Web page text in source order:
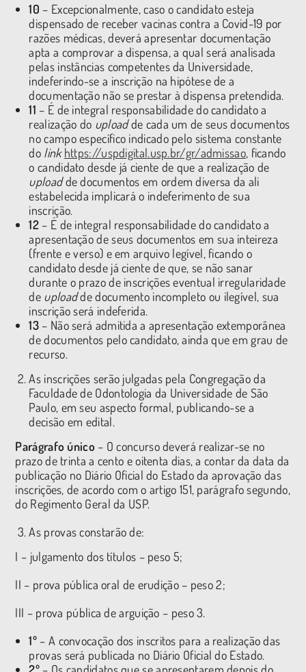
10 – Excepcionalmente, caso o candidato esteja
dispensado de receber vacinas contra a Covid-19 por
razões médicas, deverá apresentar documentação
apta a comprovar a dispensa, a qual será analisada
pelas instâncias competentes da Universidade,
indeferindo-se a inscrição na hipótese de a
documentação não se prestar à dispensa pretendida.
11 – É de integral responsabilidade do candidato a
realização do uploadde cada um de seus documentos
no campo específico indicado pelo sistema constante
do link https://uspdigital.usp.br/gr/admissao, ficando
o candidato desde já ciente de que a realização de
uploadde documentos em ordem diversa da ali
estabelecida implicará o indeferimento de sua
inscrição.
12 – É de integral responsabilidade do candidato a
apresentação de seus documentos em sua inteireza
(frente e verso) e em arquivo legível, ficando o
candidato desde já ciente de que, se não sanar
durante o prazo de inscrições eventual irregularidade
de uploadde documento incompleto ou ilegível, sua
inscrição será indeferida.
13 – Não será admitida a apresentação extemporânea
de documentos pelo candidato, ainda que em grau de
recurso.
As inscrições serão julgadas pela Congregação da
Faculdade de Odontologia da Universidade de São
Paulo, em seu aspecto formal, publicando-se a
decisão em edital.
Parágrafo único – O concurso deverá realizar-se no
prazo de trinta a cento e oitenta dias, a contar da data da
publicação no Diário Oficial do Estado da aprovação das
inscrições, de acordo com o artigo 151, parágrafo segundo,
do Regimento Geral da USP.
As provas constarão de:
I – julgamento dos títulos – peso 5;
II – prova pública oral de erudição – peso 2;
III – prova pública de arguição – peso 3.
1º – A convocação dos inscritos para a realização das
provas será publicada no Diário Oficial do Estado.